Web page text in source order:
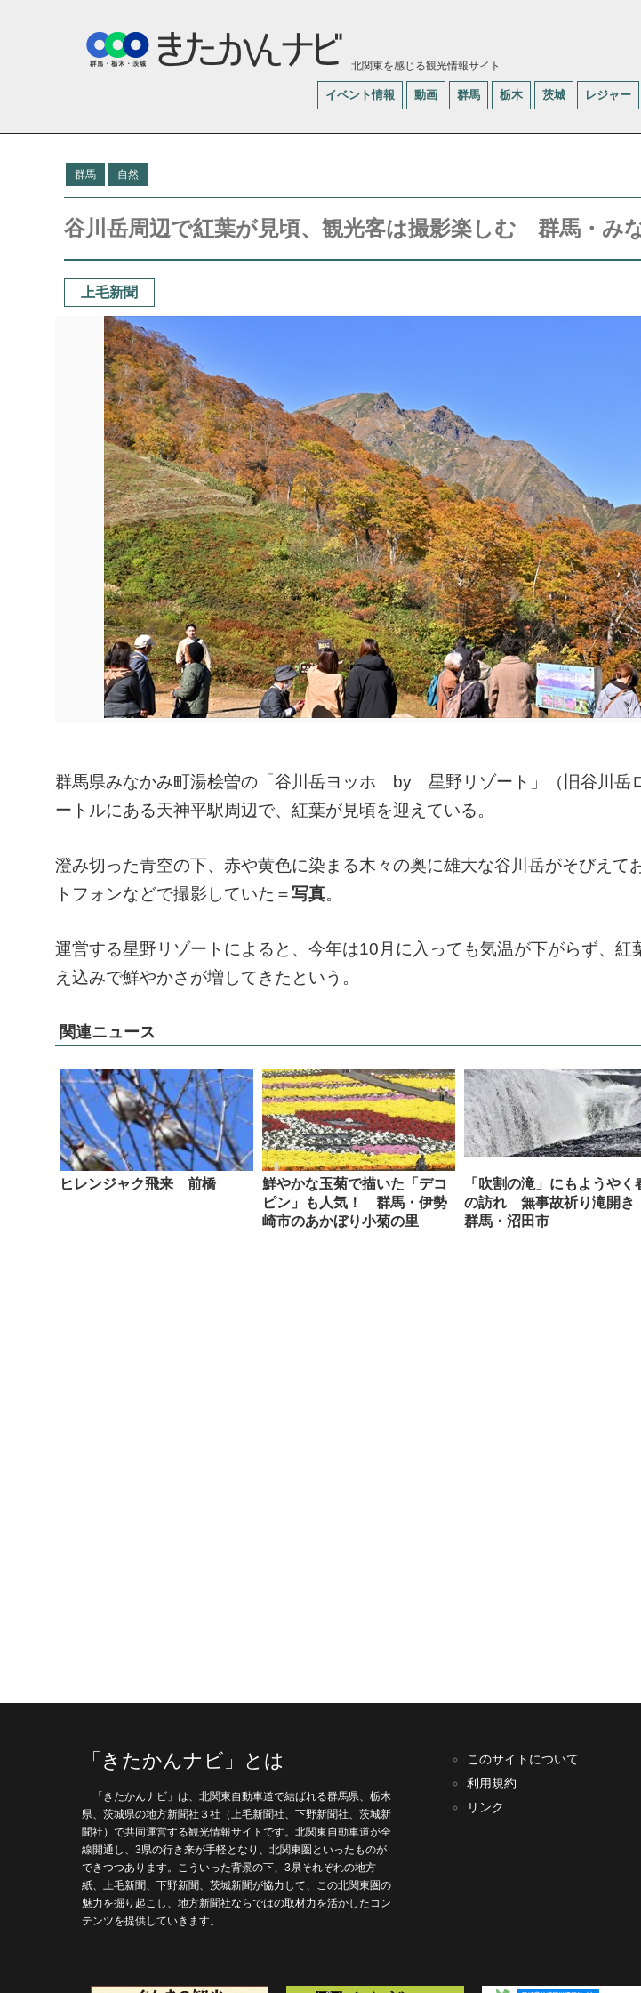
北関東を感じる観光情報サイト
イベント情報 動画 群馬 栃木 茨城 レジャー
群馬 自然
谷川岳周辺で紅葉が見頃、観光客は撮影楽しむ 群馬・み
上毛新聞
群馬県みなかみ町湯桧曽の「谷川岳ヨッホ by 星野リゾート」（旧谷川岳
ートルにある天神平駅周辺で、紅葉が見頃を迎えている。
澄み切った青空の下、赤や黄色に染まる木々の奥に雄大な谷川岳がそびえて
トフォンなどで撮影していた＝写真。
運営する星野リゾートによると、今年は10月に入っても気温が下がらず、紅
え込みで鮮やかさが増してきたという。
関連ニュース
ヒレンジャク飛来 前橋
鮮やかな玉菊で描いた「デコ
ピン」も人気！ 群馬・伊勢
崎市のあかぼり小菊の里
「吹割の滝」にもようやく
の訪れ 無事故祈り滝開き
群馬・沼田市
「きたかんナビ」とは
「きたかんナビ」は、北関東自動車道で結ばれる群馬県、栃木
県、茨城県の地方新聞社３社（上毛新聞社、下野新聞社、茨城新
聞社）で共同運営する観光情報サイトです。北関東自動車道が全
線開通し、3県の行き来が手軽となり、北関東圏といったものが
できつつあります。こういった背景の下、3県それぞれの地方
紙、上毛新聞、下野新聞、茨城新聞が協力して、この北関東圏の
魅力を掘り起こし、地方新聞社ならではの取材力を活かしたコン
テンツを提供していきます。
このサイトについて
利用規約
リンク